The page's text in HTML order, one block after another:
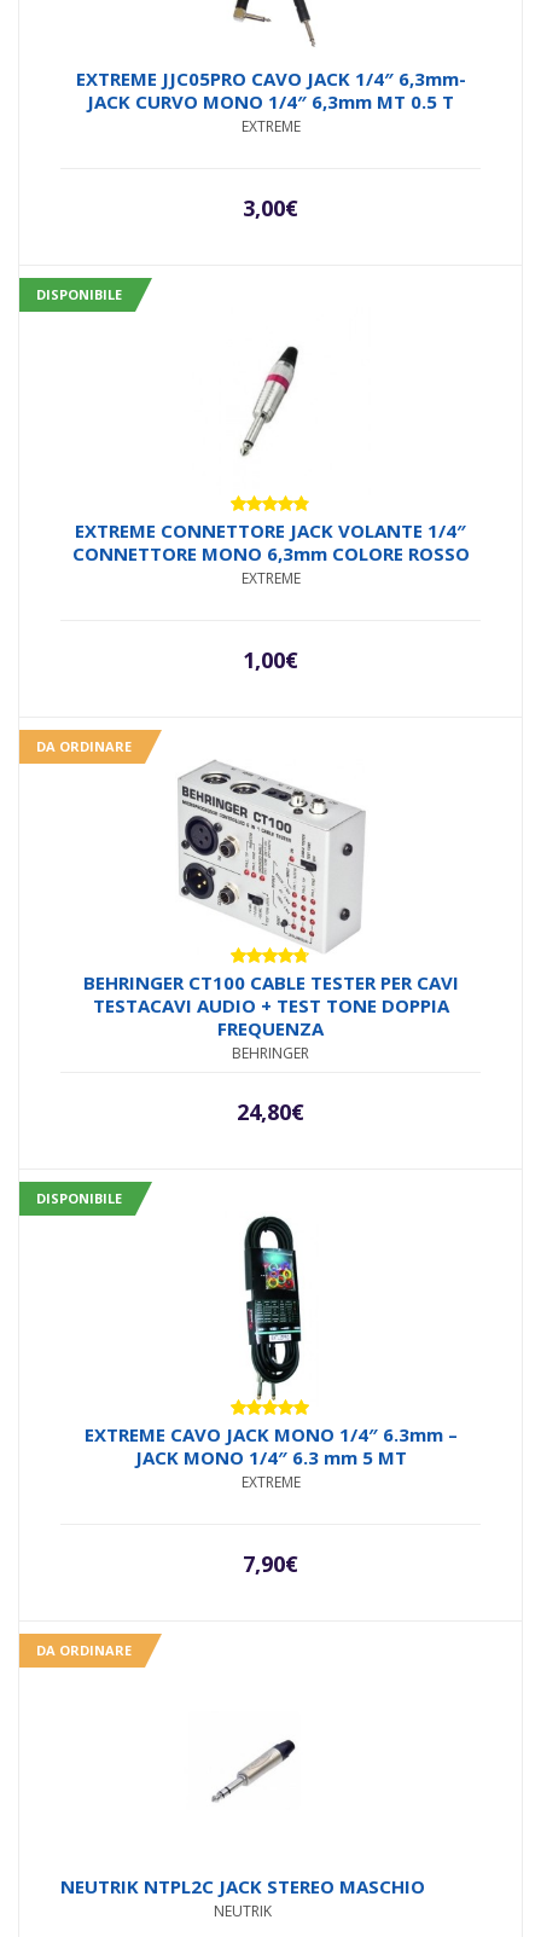
EXTREME JJC05PRO CAVO JACK 1/4″ 6,3mm-
JACK CURVO MONO 1/4″ 6,3mm MT 0.5 T
EXTREME
3,00€
DISPONIBILE
Valutato
4.71su 5
EXTREME CONNETTORE JACK VOLANTE 1/4″
CONNETTORE MONO 6,3mm COLORE ROSSO
EXTREME
1,00€
DA ORDINARE
Valutato
4.67su 5
BEHRINGER CT100 CABLE TESTER PER CAVI
TESTACAVI AUDIO + TEST TONE DOPPIA
FREQUENZA
BEHRINGER
24,80€
DISPONIBILE
Valutato
5.00su 5
EXTREME CAVO JACK MONO 1/4″ 6.3mm –
JACK MONO 1/4″ 6.3 mm 5 MT
EXTREME
7,90€
DA ORDINARE
NEUTRIK NTPL2C JACK STEREO MASCHIO
NEUTRIK